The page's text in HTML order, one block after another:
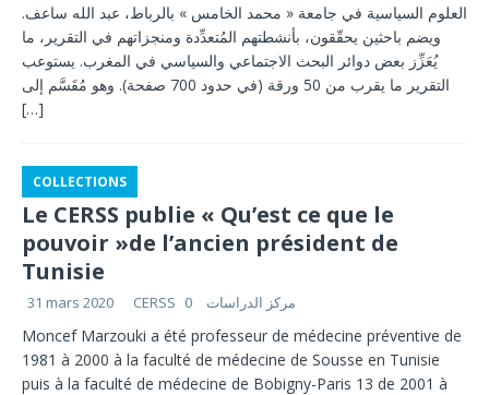
العلوم السياسية في جامعة « محمد الخامس » بالرباط، عبد الله ساعف.
ويضم باحثين يحقّقون، بأنشطتهم المُتعدِّدة ومنجزاتهم في التقرير، ما
يُعَزِّز بعض دوائر البحث الاجتماعي والسياسي في المغرب. يستوعب
التقرير ما يقرب من 50 ورقة (في حدود 700 صفحة). وهو مُقَسَّم إلى
[…]
COLLECTIONS
Le CERSS publie « Qu’est ce que le
pouvoir »de l’ancien président de
Tunisie
31 mars 2020 CERSS مركز الدراسات 0
Moncef Marzouki a été professeur de médecine préventive de
1981 à 2000 à la faculté de médecine de Sousse en Tunisie
puis à la faculté de médecine de Bobigny-Paris 13 de 2001 à